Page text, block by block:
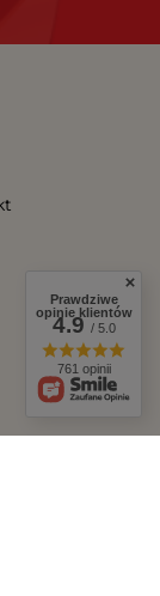
Prawdziwe
opinie klientów
4.9/ 5.0
761 opinii